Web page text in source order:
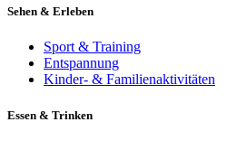
Sehen & Erleben
Sport & Training
Entspannung
Kinder- & Familienaktivitäten
Essen & Trinken